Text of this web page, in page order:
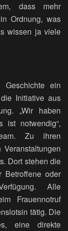
dass mehr
Ordnung, was
wissen ja viele
ein
Initiative aus
„Wir haben
notwendig“,
Zu ihren
Dort stehen die
Betroffene oder
Alle
Frauennotruf
tätig. Die
eine direkte